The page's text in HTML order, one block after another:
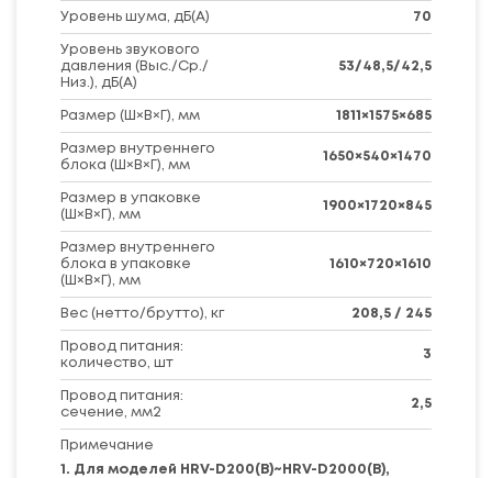
Уровень шума, дБ(A) 70
Уровень звукового
давления (Выс./Ср./
Низ.), дБ(A)
53/48,5/42,5
Размер (Ш×В×Г), мм 1811×1575×685
Размер внутреннего
блока (Ш×В×Г), мм
1650×540×1470
Размер в упаковке
(Ш×В×Г), мм
1900×1720×845
Размер внутреннего
блока в упаковке
(Ш×В×Г), мм
1610×720×1610
Вес (нетто/брутто), кг 208,5 / 245
Провод питания:
количество, шт
3
Провод питания:
сечение, мм2
2,5
Примечание
1. Для моделей HRV-D200(B)~HRV-D2000(B),